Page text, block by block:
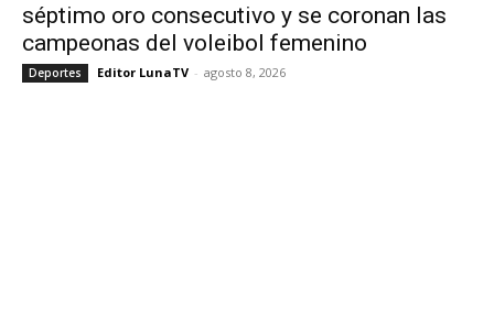
séptimo oro consecutivo y se coronan las
campeonas del voleibol femenino
Deportes Editor LunaTV - agosto 8, 2026